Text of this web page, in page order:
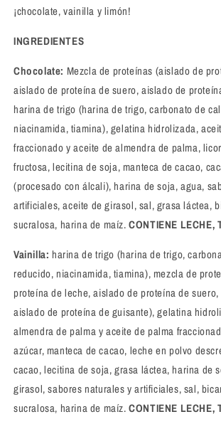
¡chocolate, vainilla y limón!
INGREDIENTES
Chocolate: Mezcla de proteínas (aislado de
aislado de proteína de suero, aislado de
harina de trigo (harina de trigo, carbonato de
niacinamida, tiamina), gelatina hidrolizada,
fraccionado y aceite de almendra de palma,
fructosa, lecitina de soja, manteca de cacao,
(procesado con álcali), harina de soja, agua,
artificiales, aceite de girasol, sal, grasa láctea,
sucralosa, harina de maíz. CONTIENE LECHE,
Vainilla: harina de trigo (harina de trigo,
reducido, niacinamida, tiamina), mezcla de
proteína de leche, aislado de proteína de
aislado de proteína de guisante), gelatina
almendra de palma y aceite de palma
azúcar, manteca de cacao, leche en polvo
cacao, lecitina de soja, grasa láctea, harina de
girasol, sabores naturales y artificiales, sal,
sucralosa, harina de maíz. CONTIENE LECHE,